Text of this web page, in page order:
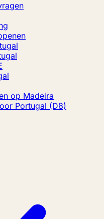
op Madeira
Portugal (D8)